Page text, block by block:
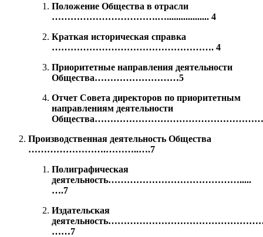
Положение Общества в отрасли
…………………………….….................. 4
Краткая историческая справка
……………………………………………. 4
Приоритетные направления деятельности
Общества………………………5
Отчет Совета директоров по приоритетным
направлениям деятельности
Производственная деятельность Общества
…………………….………..….7
Полиграфическая
деятельность…………………………………….....
….7
Издательская
……7